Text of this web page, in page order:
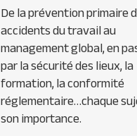
De la prévention primaire
accidents du travail au
management global, en
par la sécurité des lieux, la
formation, la conformité
réglementaire…chaque
son importance.